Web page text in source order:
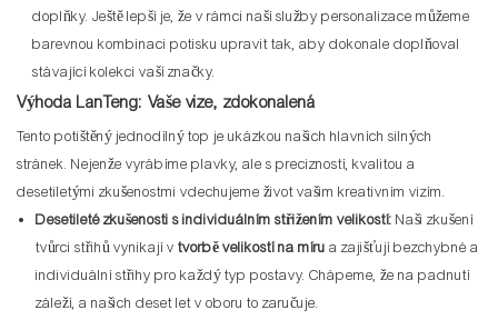
doplňky. Ještě lepší je, že v rámci naší služby personalizace můžeme
barevnou kombinaci potisku upravit tak, aby dokonale doplňoval
stávající kolekci vaší značky.
Výhoda LanTeng: Vaše vize, zdokonalená
Tento potištěný jednodílný top je ukázkou našich hlavních silných
stránek. Nejenže vyrábíme plavky, ale s precizností, kvalitou a
desetiletými zkušenostmi vdechujeme život vašim kreativním vizím.
Desetileté zkušenosti s individuálním střižením velikostí: Naši zkušení
tvůrci střihů vynikají v tvorbě velikostí na míru a zajišťují bezchybné a
individuální střihy pro každý typ postavy. Chápeme, že na padnutí
záleží, a našich deset let v oboru to zaručuje.